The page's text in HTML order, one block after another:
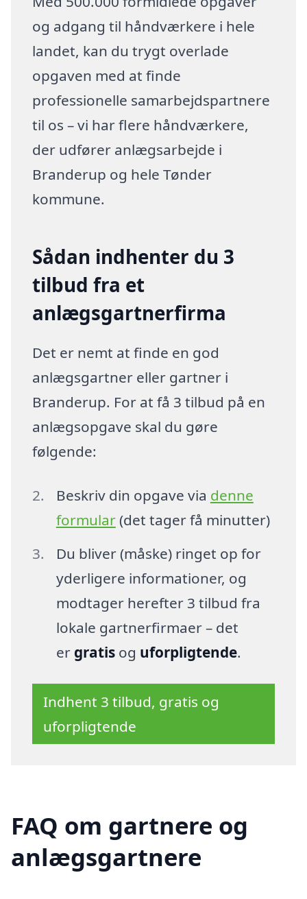
og adgang til håndværkere i hele
landet, kan du trygt overlade
opgaven med at finde
professionelle samarbejdspartnere
til os – vi har flere håndværkere,
der udfører anlægsarbejde i
Branderup og hele Tønder
kommune.
Sådan indhenter du 3
tilbud fra et
anlægsgartnerfirma
Det er nemt at finde en god
anlægsgartner eller gartner i
Branderup. For at få 3 tilbud på en
anlægsopgave skal du gøre
følgende:
Beskriv din opgave via denne
formular(det tager få minutter)
Du bliver (måske) ringet op for
yderligere informationer, og
modtager herefter 3 tilbud fra
lokale gartnerfirmaer – det
er gratisog uforpligtende.
Indhent 3 tilbud, gratis og
uforpligtende
FAQ om gartnere og
anlægsgartnere